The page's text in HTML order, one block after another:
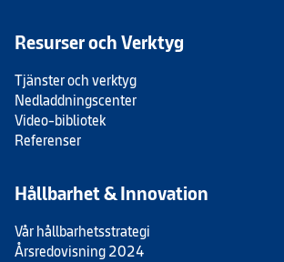
Resurser och Verktyg
Tjänster och verktyg
Nedladdningscenter
Video-bibliotek
Referenser
Hållbarhet & Innovation
Vår hållbarhetsstrategi
Årsredovisning 2024